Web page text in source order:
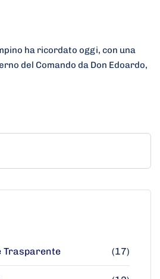
ha ricordato oggi, con una
del Comando da Don Edoardo,
Trasparente (17)